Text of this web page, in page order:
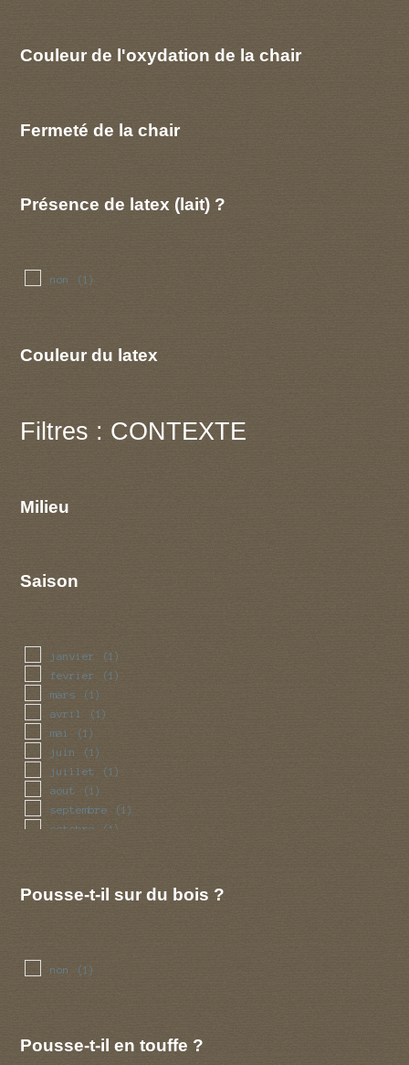
Couleur de l'oxydation de la chair
Fermeté de la chair
Présence de latex (lait) ?
non (1)
Couleur du latex
Filtres : CONTEXTE
Milieu
Saison
janvier (1)
fevrier (1)
mars (1)
avril (1)
mai (1)
juin (1)
juillet (1)
aout (1)
septembre (1)
octobre (1)
Pousse-t-il sur du bois ?
non (1)
Pousse-t-il en touffe ?